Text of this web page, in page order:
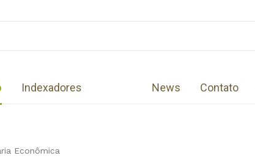
Indexadores News Contato
Econômica